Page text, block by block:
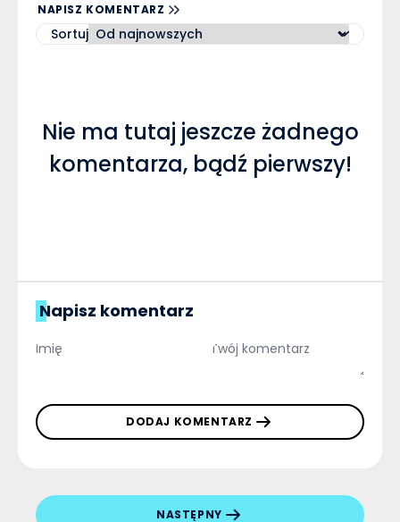
NAPISZ KOMENTARZ
Sortuj
Nie ma tutaj jeszcze żadnego
komentarza, bądź pierwszy!
Napisz komentarz
DODAJ KOMENTARZ
NASTĘPNY